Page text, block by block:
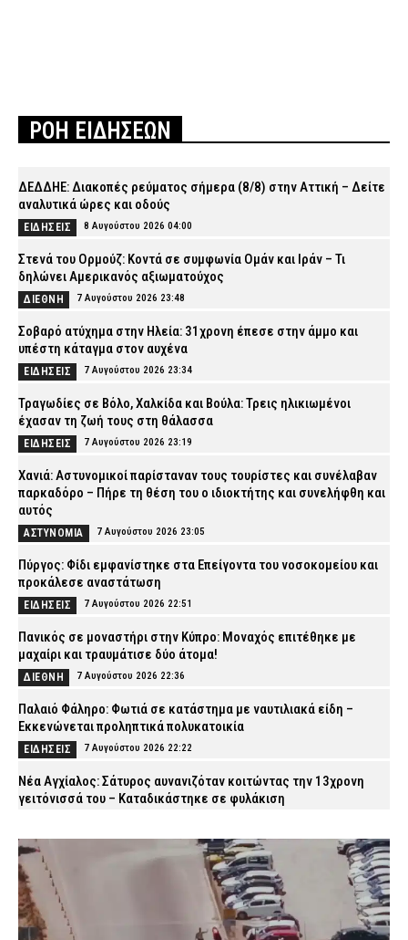
ΡΟΗ ΕΙΔΗΣΕΩΝ
ΔΕΔΔΗΕ: Διακοπές ρεύματος σήμερα (8/8) στην Αττική – Δείτε
αναλυτικά ώρες και οδούς
ΕΙΔΗΣΕΙΣ 8 Αυγούστου 2026 04:00
Στενά του Ορμούζ: Κοντά σε συμφωνία Ομάν και Ιράν – Τι
δηλώνει Αμερικανός αξιωματούχος
ΔΙΕΘΝΗ 7 Αυγούστου 2026 23:48
Σοβαρό ατύχημα στην Ηλεία: 31χρονη έπεσε στην άμμο και
υπέστη κάταγμα στον αυχένα
ΕΙΔΗΣΕΙΣ 7 Αυγούστου 2026 23:34
Τραγωδίες σε Βόλο, Χαλκίδα και Βούλα: Τρεις ηλικιωμένοι
έχασαν τη ζωή τους στη θάλασσα
ΕΙΔΗΣΕΙΣ 7 Αυγούστου 2026 23:19
Χανιά: Αστυνομικοί παρίσταναν τους τουρίστες και συνέλαβαν
παρκαδόρο – Πήρε τη θέση του ο ιδιοκτήτης και συνελήφθη και
αυτός
ΑΣΤΥΝΟΜΙΑ 7 Αυγούστου 2026 23:05
Πύργος: Φίδι εμφανίστηκε στα Επείγοντα του νοσοκομείου και
προκάλεσε αναστάτωση
ΕΙΔΗΣΕΙΣ 7 Αυγούστου 2026 22:51
Πανικός σε μοναστήρι στην Κύπρο: Μοναχός επιτέθηκε με
μαχαίρι και τραυμάτισε δύο άτομα!
ΔΙΕΘΝΗ 7 Αυγούστου 2026 22:36
Παλαιό Φάληρο: Φωτιά σε κατάστημα με ναυτιλιακά είδη –
Εκκενώνεται προληπτικά πολυκατοικία
ΕΙΔΗΣΕΙΣ 7 Αυγούστου 2026 22:22
Νέα Αγχίαλος: Σάτυρος αυνανιζόταν κοιτώντας την 13χρονη
γειτόνισσά του – Καταδικάστηκε σε φυλάκιση
Σκιάθος: «Με ξυλοκόπησαν και με άφησαν αιμόφυρτο στο
δρόμο» – Άγριος καβγάς με λοστάρια, μαχαίρια και σφυριά
ΔΙΚΑΙΟΣΥΝΗ
Εξαφάνιση 15χρονου στην Αθήνα: Τι αναφέρει το «Χαμόγελο του